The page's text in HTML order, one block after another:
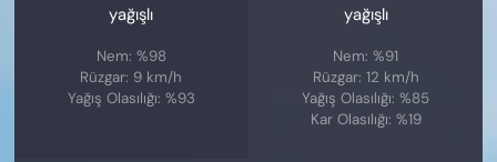
yağışlı
Nem: %98
Rüzgar: 9 km/h
Yağış Olasılığı: %93
yağışlı
Nem: %91
Rüzgar: 12 km/h
Yağış Olasılığı: %85
Kar Olasılığı: %19